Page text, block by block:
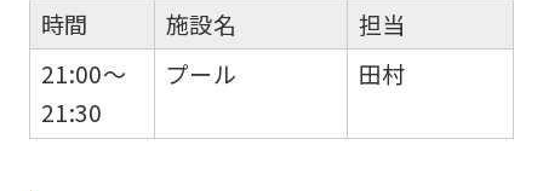
時間
21:00～
21:30
施設名
プール
担当
田村
English.
Click
link